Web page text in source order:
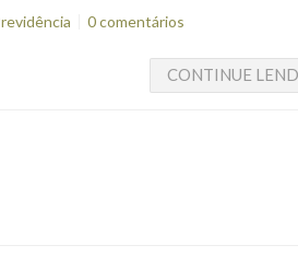
0 comentários
CONTINUE